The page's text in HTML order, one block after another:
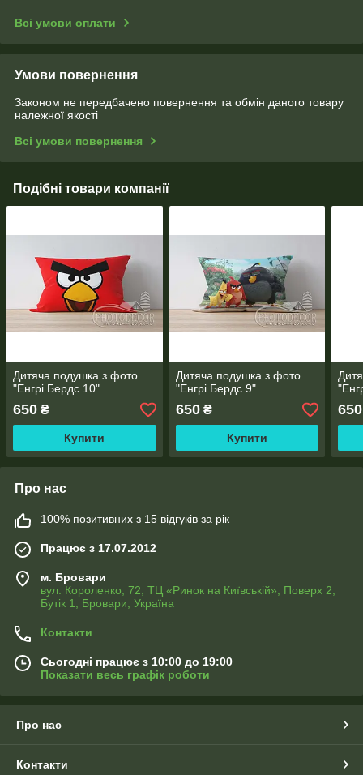
Всі умови оплати
Умови повернення
Законом не передбачено повернення та обмін даного товару
належної якості
Всі умови повернення
Подібні товари компанії
Дитяча подушка з фото
"Енгрі Бердс 10"
650 ₴
Купити
Дитяча подушка з фото
"Енгрі Бердс 9"
650₴
Купити
650
Про нас
100% позитивних з 15 відгуків за рік
Працює з 17.07.2012
м. Бровари
вул. Короленко, 72, ТЦ «Ринок на Київській», Поверх 2,
Бутік 1, Бровари, Україна
Контакти
Сьогодні працює з 10:00 до 19:00
Показати весь графік роботи
Про нас
Контакти